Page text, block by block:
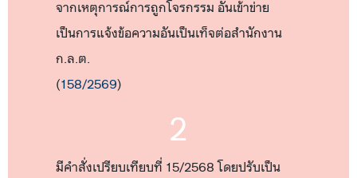
จากเหตุการณ์การถูกโจรกรรม อันเข้าข่าย
เป็นการแจ้งข้อความอันเป็นเท็จต่อสำนักงาน
ก.ล.ต.
(158/2569)
2
มีคำสั่งเปรียบเทียบที่ 15/2568 โดยปรับเป็น